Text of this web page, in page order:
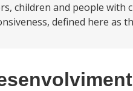
children and people with
defined here as